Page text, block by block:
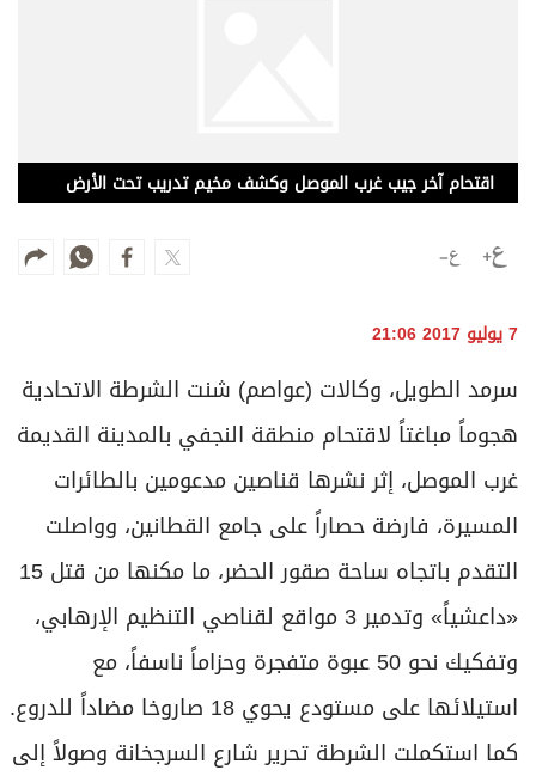
فيديو
إنفوجراف
قصة صورة
عدد اليوم
مواقيت الصلاة
الأحوال الجوية
اقتحام آخر جيب غرب الموصل وكشف مخيم تدريب تحت الأرض
7 يوليو 2017 21:06
سرمد الطويل، وكالات (عواصم) شنت الشرطة الاتحادية
هجوماً مباغتاً لاقتحام منطقة النجفي بالمدينة القديمة
غرب الموصل، إثر نشرها قناصين مدعومين بالطائرات
المسيرة، فارضة حصاراً على جامع القطانين، وواصلت
التقدم باتجاه ساحة صقور الحضر، ما مكنها من قتل 15
«داعشياً» وتدمير 3 مواقع لقناصي التنظيم الإرهابي،
وتفكيك نحو 50 عبوة متفجرة وحزاماً ناسفاً، مع
استيلائها على مستودع يحوي 18 صاروخا مضاداً للدروع.
كما استكملت الشرطة تحرير شارع السرجخانة وصولاً إلى